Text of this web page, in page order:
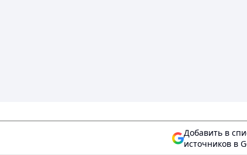
Добавить в
источников в